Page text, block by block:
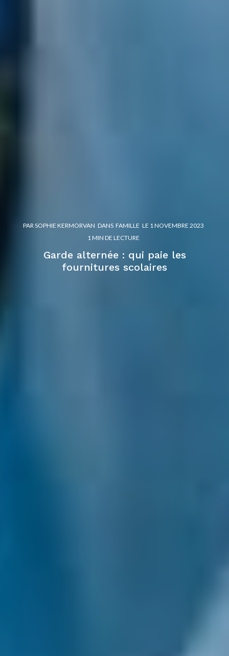
PAR SOPHIE KERMORVAN DANS FAMILLE LE 1 NOVEMBRE 2023
1 MIN DE LECTURE
Garde alternée : qui paie les
fournitures scolaires